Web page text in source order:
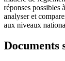
réponses possibles
analyser et
aux niveaux
Documents